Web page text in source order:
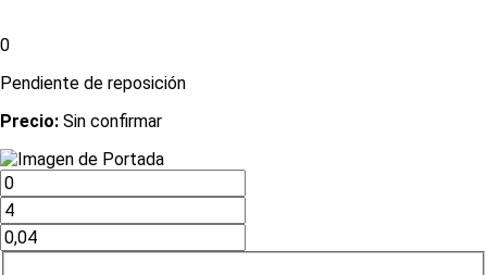
0
Pendiente de reposición
Precio: Sin confirmar